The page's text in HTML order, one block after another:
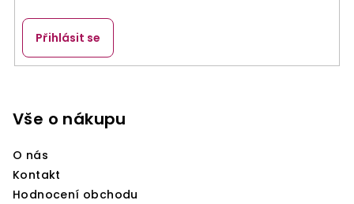
Přihlásit se
Vše o nákupu
O nás
Kontakt
Hodnocení obchodu